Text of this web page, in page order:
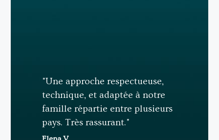
"Une approche respectueuse,
technique, et adaptée à notre
famille répartie entre plusieurs
pays. Très rassurant."